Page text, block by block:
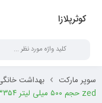
کوثرپلازا
سوپر مارکت بهداشت
zed حجم ۵۰۰ میلی لیتر ۶۲۶۱۴۶۰۲۰۳۳۵۴